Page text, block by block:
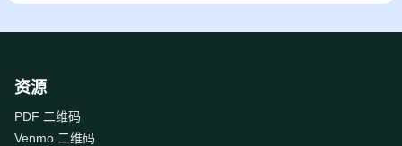
资源
PDF 二维码
Venmo 二维码